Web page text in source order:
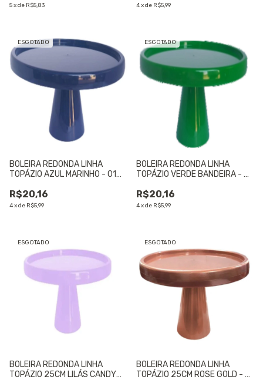
5xde R$5,83 4xde R$5,99
ESGOTADO
BOLEIRA REDONDA LINHA
TOPÁZIO AZUL MARINHO - 01
R$20,16
4xde R$5,99
ESGOTADO
BOLEIRA REDONDA LINHA
TOPÁZIO VERDE BANDEIRA - 01
R$20,16
4xde R$5,99
ESGOTADO
BOLEIRA REDONDA LINHA
TOPÁZIO 25CM LILÁS CANDY
ESGOTADO
BOLEIRA REDONDA LINHA
TOPÁZIO 25CM ROSE GOLD - 01